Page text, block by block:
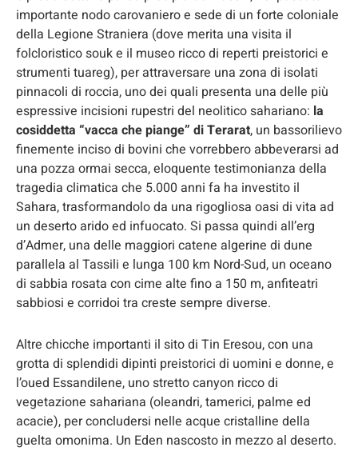
importante nodo carovaniero e sede di un forte coloniale
della Legione Straniera (dove merita una visita il
folcloristico souk e il museo ricco di reperti preistorici e
strumenti tuareg), per attraversare una zona di isolati
pinnacoli di roccia, uno dei quali presenta una delle più
espressive incisioni rupestri del neolitico sahariano: la
cosiddetta “vacca che piange” di Terarat, un bassorilievo
finemente inciso di bovini che vorrebbero abbeverarsi ad
una pozza ormai secca, eloquente testimonianza della
tragedia climatica che 5.000 anni fa ha investito il
Sahara, trasformandolo da una rigogliosa oasi di vita ad
un deserto arido ed infuocato. Si passa quindi all’erg
d’Admer, una delle maggiori catene algerine di dune
parallela al Tassili e lunga 100 km Nord-Sud, un oceano
di sabbia rosata con cime alte fino a 150 m, anfiteatri
sabbiosi e corridoi tra creste sempre diverse.
Altre chicche importanti il sito di Tin Eresou, con una
grotta di splendidi dipinti preistorici di uomini e donne, e
l’oued Essandilene, uno stretto canyon ricco di
vegetazione sahariana (oleandri, tamerici, palme ed
acacie), per concludersi nelle acque cristalline della
guelta omonima. Un Eden nascosto in mezzo al deserto.